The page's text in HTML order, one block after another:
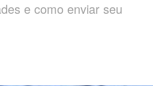
e como enviar seu